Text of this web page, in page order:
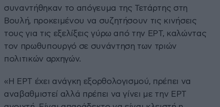
συναντήθηκαν το απόγευμα της Τετάρτης στη
Βουλή, προκειμένου να συζητήσουν τις κινήσεις
τους για τις εξελίξεις γύρω από την ΕΡΤ, καλώντας
τον πρωθυπουργό σε συνάντηση των τριών
πολιτικών αρχηγών.
«Η ΕΡΤ έχει ανάγκη εξορθολογισμού, πρέπει να
αναβαθμιστεί αλλά πρέπει να γίνει με την ΕΡΤ